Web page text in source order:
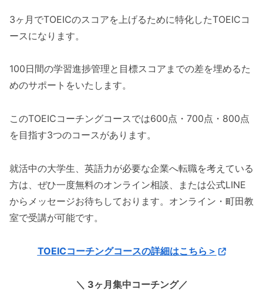
3ヶ月でTOEICのスコアを上げるために特化したTOEICコ
ースになります。
100日間の学習進捗管理と目標スコアまでの差を埋めるた
めのサポートをいたします。
このTOEICコーチングコースでは600点・700点・800点
を目指す3つのコースがあります。
就活中の大学生、英語力が必要な企業へ転職を考えている
方は、ぜひ一度無料のオンライン相談、または公式LINE
からメッセージお待ちしております。オンライン・町田教
室で受講が可能です。
TOEICコーチングコースの詳細はこちら＞
＼ 3ヶ月集中コーチング／